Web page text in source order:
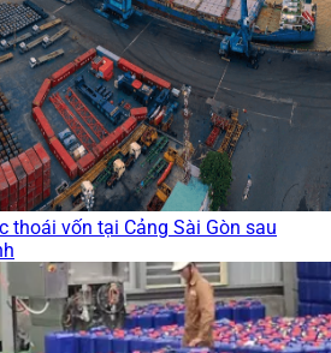
thoái vốn tại Cảng Sài Gòn sau